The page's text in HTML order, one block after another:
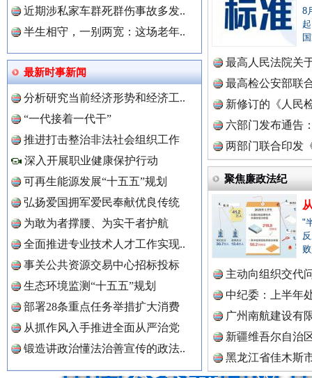
近期涉私家车群死群伤事故多发..
半生相守，一别两宽：这场老年..
最新时事新闻
分析研究当前经济形势和经济工..
“一代接着一代干”
推进打击整治非法社会组织工作
深入开展职业健康保护行动
可再生能源发展“十五五”规划
弘扬爱国拥军爱民奉献优良传统
为敢为者撑腰、为实干者护航
全面推进专业技术人才工作实现..
事关公共资源交易中心招标投标
生态环境监测“十五五”规划
部署28条重点任务举措扩大消费
从抓作风入手推进全面从严治党
锻造讲政治懂法治善宣传的政法..
8
最高人民法院关
法典》..
最高检公安部联
周岁未..
新修订的《人民
布
六部门发布通告
两部门联合印发
定》
聚焦廉政法纪
"
主动向组织交代
李富民..
中纪委：上半年
广州南航建设有
新疆维吾尔自治
黑龙江省佳木斯
中国全民新闻网.
中国公众新闻网.
“后车司机肯定在骂我” 全民健